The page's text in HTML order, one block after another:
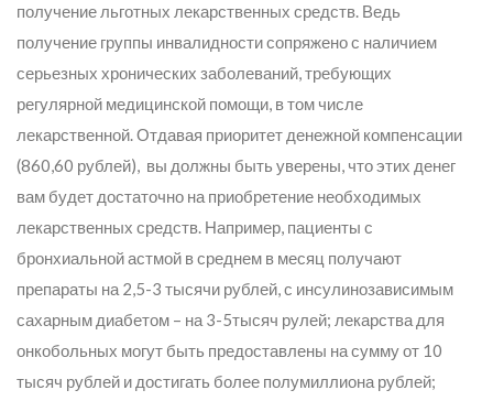
получение льготных лекарственных средств. Ведь
получение группы инвалидности сопряжено с наличием
серьезных хронических заболеваний, требующих
регулярной медицинской помощи, в том числе
лекарственной. Отдавая приоритет денежной компенсации
(860,60 рублей), вы должны быть уверены, что этих денег
вам будет достаточно на приобретение необходимых
лекарственных средств. Например, пациенты с
бронхиальной астмой в среднем в месяц получают
препараты на 2,5-3 тысячи рублей, с инсулинозависимым
сахарным диабетом – на 3-5тысяч рулей; лекарства для
онкобольных могут быть предоставлены на сумму от 10
тысяч рублей и достигать более полумиллиона рублей;